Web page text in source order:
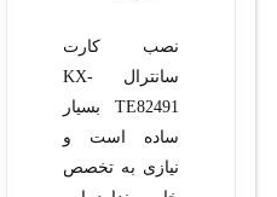
نصب کارت
سانترال KX-
TE82491 بسیار
ساده است و
نیازی به تخصص